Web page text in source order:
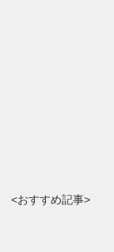
<おすすめ記事>